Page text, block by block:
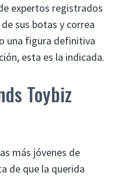
expertos registrados
sus botas y correa
una figura definitiva
esta es la indicada.
Toybiz
más jóvenes de
de que la querida